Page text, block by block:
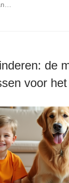
de
voor